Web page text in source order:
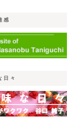
感
日々